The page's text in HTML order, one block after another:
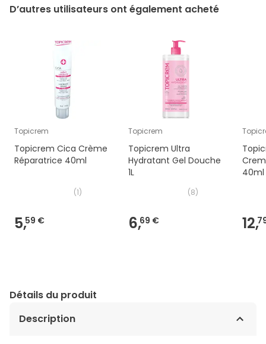
D’autres utilisateurs ont également acheté
Topicrem
Topicrem Cica Crème
Réparatrice 40ml
(1)
5,59 €
Topicrem
Topicrem Ultra
Hydratant Gel Douche
1L
(8)
6,69 €
40ml
12,
Détails du produit
Description